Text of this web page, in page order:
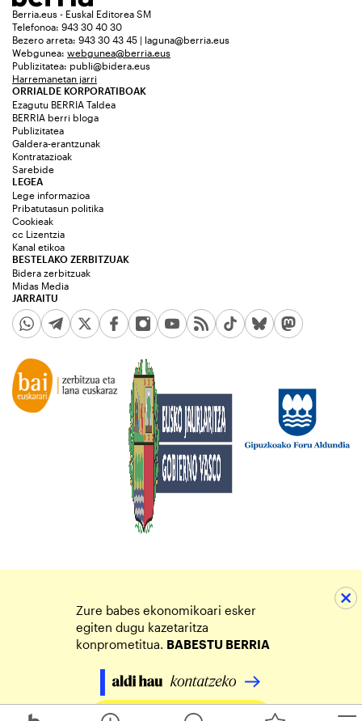
Berria.eus - Euskal Editorea SM
Telefonoa: 943 30 40 30
Bezero arreta: 943 30 43 45 | laguna@berria.eus
Webgunea: webgunea@berria.eus
Publizitatea: publi@bidera.eus
Harremanetan jarri
ORRIALDE KORPORATIBOAK
Ezagutu BERRIA Taldea
BERRIA berri bloga
Publizitatea
Galdera-erantzunak
Kontratazioak
Sarebide
JARRAITU
LEGEA
Lege informazioa
Pribatutasun politika
Cookieak
cc Lizentzia
Kanal etikoa
BESTELAKO ZERBITZUAK
Bidera zerbitzuak
Midas Media
Zure babes ekonomikoari esker
egiten dugu kazetaritza
konprometitua. BABESTU BERRIA